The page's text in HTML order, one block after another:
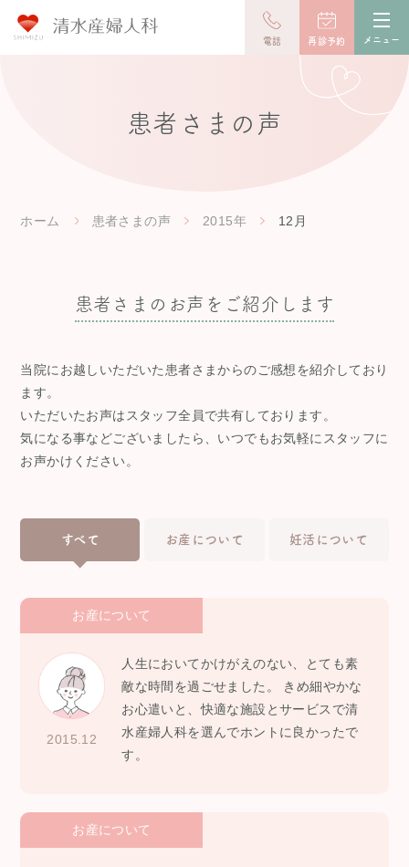
電話 再診予約 メニュー
患者さまの声
ホーム 患者さまの声 2015年 12月
患者さまのお声をご紹介します
当院にお越しいただいた患者さまからのご感想を紹介しており
ます。
いただいたお声はスタッフ全員で共有しております。
気になる事などございましたら、いつでもお気軽にスタッフに
お声かけください。
すべて お産について 妊活について
お産について
2015.12
人生においてかけがえのない、とても素
敵な時間を過ごせました。 きめ細やかな
お心遣いと、快適な施設とサービスで清
水産婦人科を選んでホントに良かったで
す。
お産について